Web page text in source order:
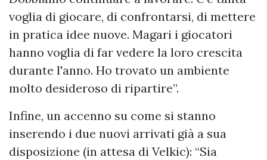
voglia di giocare, di confrontarsi, di mettere
in pratica idee nuove. Magari i giocatori
hanno voglia di far vedere la loro crescita
durante l'anno. Ho trovato un ambiente
molto desideroso di ripartire”.
Infine, un accenno su come si stanno
inserendo i due nuovi arrivati già a sua
disposizione (in attesa di Velkic): “Sia